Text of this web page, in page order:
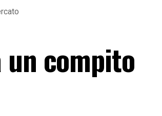
compito